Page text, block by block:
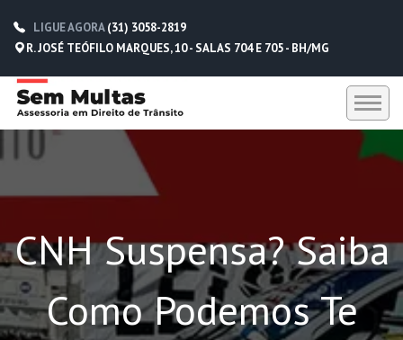
LIGUE AGORA(31) 3058-2819
R. JOSÉ TEÓFILO MARQUES, 10 - SALAS 704 E 705 - BH/MG
DEPOIMENTOS
CONTATO
(31) 3058-2819
CNH Suspensa? Saiba
Como Podemos Te